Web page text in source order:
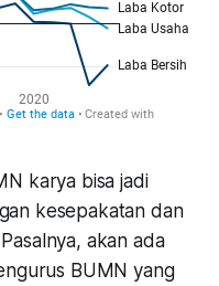
karya bisa jadi
kesepakatan dan
akan ada
BUMN yang